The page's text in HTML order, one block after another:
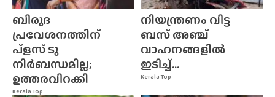
Kerala Top
ബിരുദ
പ്രവേശനത്തിന്
പ്ളസ് ടു
നിർബന്ധമില്ല;
ഉത്തരവിറക്കി
Kerala Top
നിയന്ത്രണം വിട്ട
ബസ് അഞ്ച്
വാഹനങ്ങളിൽ
ഇടിച്ച്...